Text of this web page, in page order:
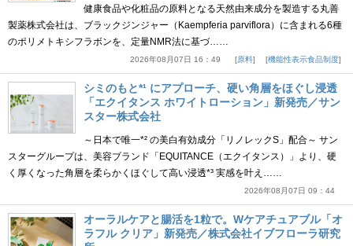
健康食品や化粧品の原料となる天然由来成分を製造する丸善
製薬株式会社は、ブラックジンジャー（Kaempferia parviflora）に含まれる6種
のポリメトキシフラボンを、定量NMR法に基づ……
2026年08月07日 16：49 原料 機能性表示食品制度
シミのもと*¹ にアプローチ、硬い角層をほぐし浸透
「エクイタンス ホワイトローション」新発売／サン
スター株式会社
～日本で唯一*² の美白有効成分「リノレックS」配合～ サン
スターグループは、美容ブランド「EQUITANCE（エクイタンス）」より、硬
く厚くなった角層を柔らかくほぐして高い浸透*³ 実感を叶え……
2026年08月07日 09：44
オーラルケアと腸活を1粒で。Wケアチュアブル「オ
ラフル クリア」新発売／株式会社イブフローラ研究